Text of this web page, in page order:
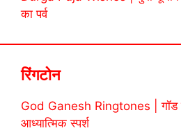
का पर्व
रिंगटोन
God Ganesh Ringtones | गॉड
आध्यात्मिक स्पर्श